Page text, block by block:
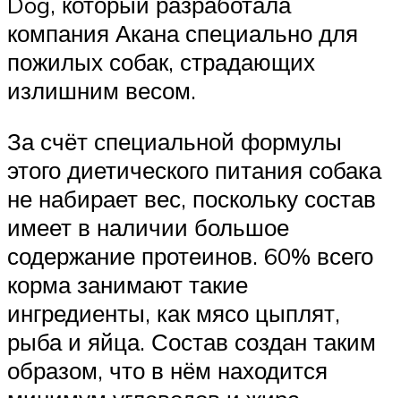
компания Акана специально для
пожилых собак, страдающих
излишним весом.
За счёт специальной формулы
этого диетического питания собака
не набирает вес, поскольку состав
имеет в наличии большое
содержание протеинов. 60% всего
корма занимают такие
ингредиенты, как мясо цыплят,
рыба и яйца. Состав создан таким
образом, что в нём находится